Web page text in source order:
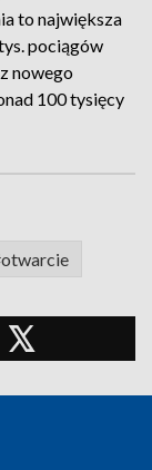
to największa
pociągów
nowego
100 tysięcy